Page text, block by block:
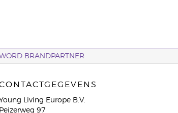
BRANDPARTNER
Living Europe B.V.
Peizerweg 97